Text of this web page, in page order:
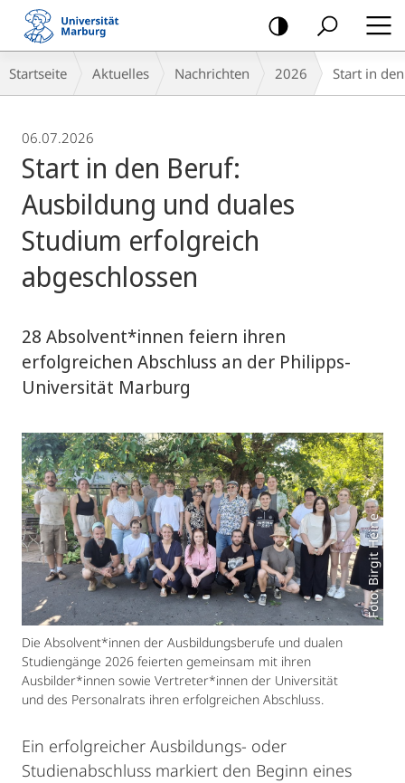
Mobile-
Navigation
Breadcrumb-
Navigation
Startseite Aktuelles Nachrichten 2026 Start in
06.07.2026
Start in den Beruf:
Ausbildung und duales
Studium erfolgreich
abgeschlossen
28 Absolvent*innen feiern ihren
erfolgreichen Abschluss an der Philipps-
Universität Marburg
Foto: Birgit Heine
Die Absolvent*innen der Ausbildungsberufe und dualen
Studiengänge 2026 feierten gemeinsam mit ihren
Ausbilder*innen sowie Vertreter*innen der Universität
und des Personalrats ihren erfolgreichen Abschluss.
Ein erfolgreicher Ausbildungs- oder
Studienabschluss markiert den Beginn eines